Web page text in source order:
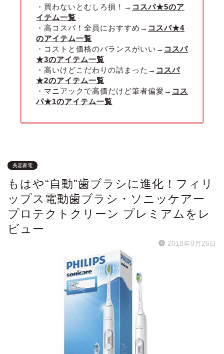
・買わないとむしろ損！→ コスパ★5のア
イテム一覧
・高コスパ！全員におすすめ→ コスパ★4
のアイテム一覧
・コストと価格のバランスがいい→ コスパ
★3のアイテム一覧
・高いけどこだわりの詰まった→ コスパ
★2のアイテム一覧
・マニアックで高価だけど筆者偏愛→ コス
パ★1のアイテム一覧
美容家電
もはや“自動”歯ブラシに進化！フィリ
ップス電動歯ブラシ・ソニッケアー
プロテクトクリーン プレミアムをレ
ビュー
2018年9月26日